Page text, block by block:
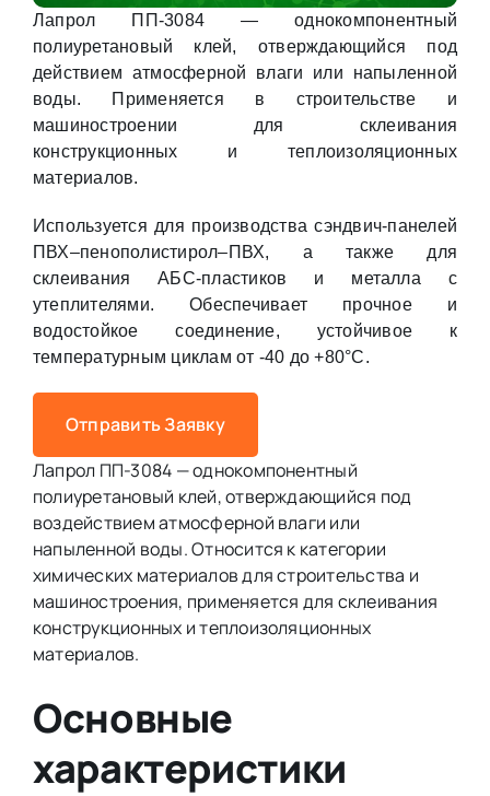
Лапрол ПП-3084 — однокомпонентный
полиуретановый клей, отверждающийся под
действием атмосферной влаги или напыленной
воды. Применяется в строительстве и
машиностроении для склеивания
конструкционных и теплоизоляционных
материалов.
Используется для производства сэндвич-панелей
ПВХ–пенополистирол–ПВХ, а также для
склеивания АБС-пластиков и металла с
утеплителями. Обеспечивает прочное и
водостойкое соединение, устойчивое к
температурным циклам от -40 до +80°С.
Отправить Заявку
Лапрол ПП-3084 — однокомпонентный
полиуретановый клей, отверждающийся под
воздействием атмосферной влаги или
напыленной воды. Относится к категории
химических материалов для строительства и
машиностроения, применяется для склеивания
конструкционных и теплоизоляционных
материалов.
Основные
характеристики